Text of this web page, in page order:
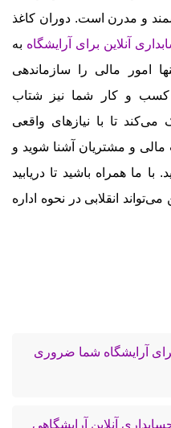
و مدرن است. دوران کاغذ
آنلاین برای آرایشگاه به
امور مالی را سازماندهی
کسب و کار شما نیز شتاب
تا با نیازهای واقعی
و مشتریان آشنا شوید و
با ما همراه باشید تا دریابید
انقلابی در نحوه اداره
آرایشگاه شما ضروری
آنلاین آرایشگاهی